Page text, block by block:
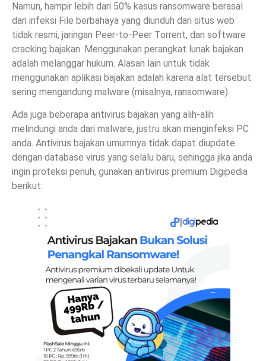
Namun, hampir lebih dari 50% kasus ransomware berasal
dari infeksi File berbahaya yang diunduh dari situs web
tidak resmi, jaringan Peer-to-Peer Torrent, dan software
cracking bajakan. Menggunakan perangkat lunak bajakan
adalah melanggar hukum. Alasan lain untuk tidak
menggunakan aplikasi bajakan adalah karena alat tersebut
sering mengandung malware (misalnya, ransomware).
Ada juga beberapa antivirus bajakan yang alih-alih
melindungi anda dari malware, justru akan menginfeksi PC
anda. Antivirus bajakan umumnya tidak dapat diupdate
dengan database virus yang selalu baru, sehingga jika anda
ingin proteksi penuh, gunakan antivirus premium Digipedia
berikut: